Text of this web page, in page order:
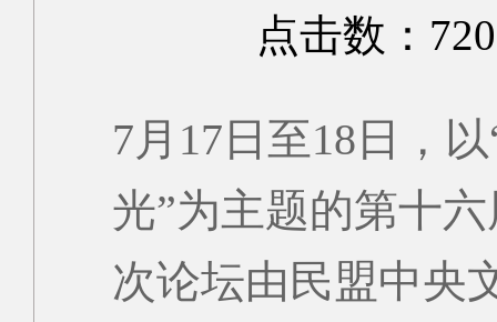
点击数：
7月17日至18日，
光”为主题的第十
次论坛由民盟中央